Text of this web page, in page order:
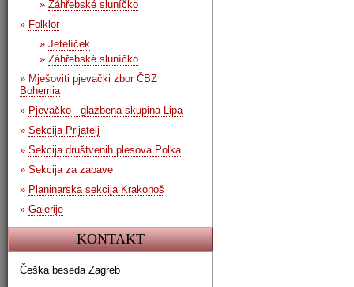
» Záhřebské sluníčko
» Folklor
» Jetelíček
» Záhřebské sluníčko
» Mješoviti pjevački zbor ČBZ
Bohemia
» Pjevačko - glazbena skupina Lipa
» Sekcija Prijatelj
» Sekcija društvenih plesova Polka
» Sekcija za zabave
» Planinarska sekcija Krakonoš
» Galerije
KONTAKT
Češka beseda Zagreb